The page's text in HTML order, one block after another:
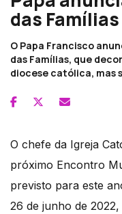
das
O Papa Francisco
das Famílias, que
diocese católica, mas
O chefe da Igreja
próximo Encontro
previsto para este
26 de junho de